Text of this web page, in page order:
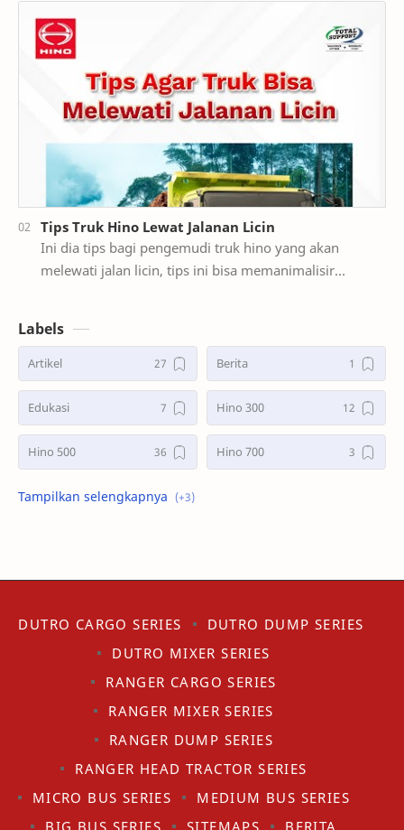
Tips Truk Hino Lewat Jalanan Licin
Ini dia tips bagi pengemudi truk hino yang akan
melewati jalan licin, tips ini bisa memanimalisir
Labels
Artikel Berita
Edukasi Hino 300
Hino 500 Hino 700
Hino Bus
DUTRO CARGO SERIES
DUTRO DUMP SERIES
DUTRO MIXER SERIES
RANGER CARGO SERIES
RANGER MIXER SERIES
RANGER DUMP SERIES
RANGER HEAD TRACTOR SERIES
MICRO BUS SERIES
MEDIUM BUS SERIES